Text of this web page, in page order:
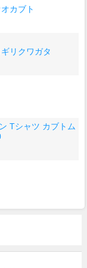
カブト
リクワガタ
Tシャツ カブトム